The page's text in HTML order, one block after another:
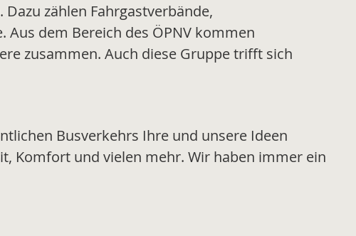
zählen Fahrgastverbände,
dem Bereich des ÖPNV kommen
zusammen. Auch diese Gruppe trifft sich
Busverkehrs Ihre und unsere Ideen
Komfort und vielen mehr. Wir haben immer ein